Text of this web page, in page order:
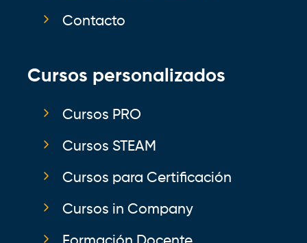
Contacto
Cursos personalizados
Cursos PRO
Cursos STEAM
Cursos para Certificación
Cursos in Company